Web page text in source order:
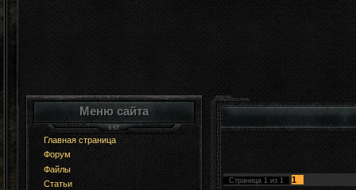
Меню сайта
Главная страница
Форум
Файлы
Статьи
Страница 1 из 1
1